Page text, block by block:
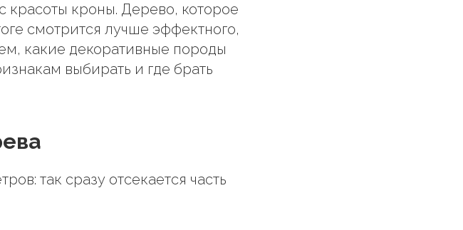
красоты кроны. Дерево, которое
смотрится лучше эффектного,
какие декоративные породы
выбирать и где брать
так сразу отсекается часть